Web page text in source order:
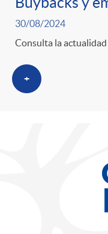
30/08/2024
Consulta la actualidad
+